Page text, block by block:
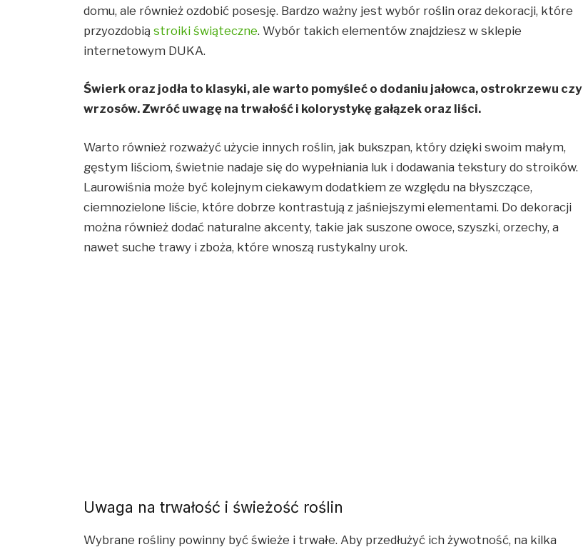
domu, ale również ozdobić posesję. Bardzo ważny jest wybór roślin oraz dekoracji, które
przyozdobiąstroiki świąteczne. Wybór takich elementów znajdziesz w sklepie
internetowym DUKA.
Świerk oraz jodła to klasyki, ale warto pomyśleć o dodaniu jałowca, ostrokrzewu czy
wrzosów. Zwróć uwagę na trwałość i kolorystykę gałązek oraz liści.
Warto również rozważyć użycie innych roślin, jak bukszpan, który dzięki swoim małym,
gęstym liściom, świetnie nadaje się do wypełniania luk i dodawania tekstury do stroików.
Laurowiśnia może być kolejnym ciekawym dodatkiem ze względu na błyszczące,
ciemnozielone liście, które dobrze kontrastują z jaśniejszymi elementami. Do dekoracji
można również dodać naturalne akcenty, takie jak suszone owoce, szyszki, orzechy, a
nawet suche trawy i zboża, które wnoszą rustykalny urok.
Uwaga na trwałość i świeżość roślin
Wybrane rośliny powinny być świeże i trwałe. Aby przedłużyć ich żywotność, na kilka